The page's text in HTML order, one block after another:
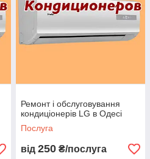
повітря;
яких несправностей
Ремонт і обслуговування
кондиціонерів LG в Одесі
Послуга
від 250 ₴/послуга